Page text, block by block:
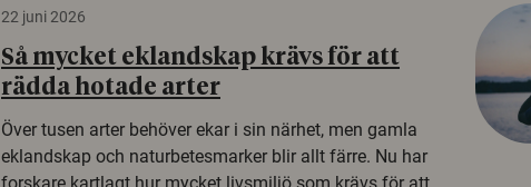
22 juni 2026
Så mycket eklandskap krävs för att
rädda hotade arter
Över tusen arter behöver ekar i sin närhet, men gamla
eklandskap och naturbetesmarker blir allt färre. Nu har